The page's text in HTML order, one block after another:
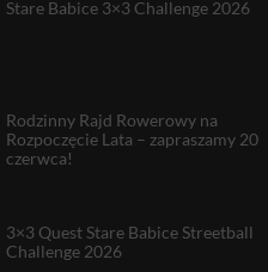
Stare Babice 3×3 Challenge 2026
Rodzinny Rajd Rowerowy na
Rozpoczęcie Lata – zapraszamy 20
czerwca!
3×3 Quest Stare Babice Streetball
Challenge 2026